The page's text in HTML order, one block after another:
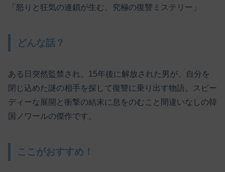
「怒りと狂気の連鎖が生む、究極の復讐ミステリー」
どんな話？
ある日突然監禁され、15年後に解放された男が、自分を
閉じ込めた謎の相手を探して復讐に乗り出す物語。スピー
ディーな展開と衝撃の結末に息をのむこと間違いなしの韓
国ノワールの傑作です。
ここがおすすめ！